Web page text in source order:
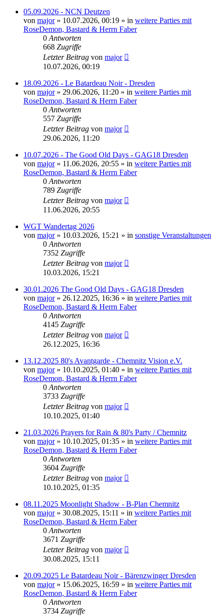
05.09.2026 - NCN Deutzen
von major» 10.07.2026, 00:19 » in weitere Parties mit
RoseDemon, Bastard & Herrn Faber
0Antworten
668 Zugriffe
Letzter Beitrag von major
10.07.2026, 00:19
18.09.2026 - Le Batardeau Noir - Dresden
von major» 29.06.2026, 11:20 » in weitere Parties mit
RoseDemon, Bastard & Herrn Faber
0Antworten
557 Zugriffe
Letzter Beitrag von major
29.06.2026, 11:20
10.07.2026 - The Good Old Days - GAG18 Dresden
von major» 11.06.2026, 20:55 » in weitere Parties mit
RoseDemon, Bastard & Herrn Faber
0Antworten
789 Zugriffe
Letzter Beitrag von major
11.06.2026, 20:55
WGT Wandertag 2026
von major» 10.03.2026, 15:21 » in sonstige Veranstaltungen
0Antworten
7352 Zugriffe
Letzter Beitrag von major
10.03.2026, 15:21
30.01.2026 The Good Old Days - GAG18 Dresden
von major» 26.12.2025, 16:36 » in weitere Parties mit
RoseDemon, Bastard & Herrn Faber
0Antworten
4145 Zugriffe
Letzter Beitrag von major
26.12.2025, 16:36
13.12.2025 80's Avantgarde - Chemnitz Vision e.V.
von major» 10.10.2025, 01:40 » in weitere Parties mit
RoseDemon, Bastard & Herrn Faber
0Antworten
3733 Zugriffe
Letzter Beitrag von major
10.10.2025, 01:40
21.03.2026 Prayers for Rain & 80's Party / Chemnitz
von major» 10.10.2025, 01:35 » in weitere Parties mit
RoseDemon, Bastard & Herrn Faber
0Antworten
3604 Zugriffe
Letzter Beitrag von major
10.10.2025, 01:35
08.11.2025 Moonlight Shadow - B-Plan Chemnitz
von major» 30.08.2025, 15:11 » in weitere Parties mit
RoseDemon, Bastard & Herrn Faber
0Antworten
3671 Zugriffe
Letzter Beitrag von major
30.08.2025, 15:11
20.09.2025 Le Batardeau Noir - Bärenzwinger Dresden
von major» 15.06.2025, 16:59 » in weitere Parties mit
RoseDemon, Bastard & Herrn Faber
0Antworten
3734 Zugriffe